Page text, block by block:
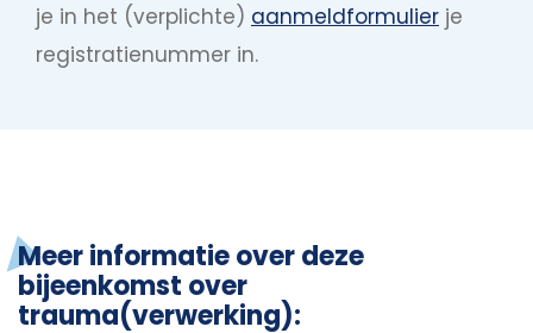
je in het (verplichte) aanmeldformulier je
registratienummer in.
Meer informatie over deze
bijeenkomst over
trauma(verwerking):